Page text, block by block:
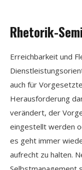
Rhetorik-
Erreichbarkeit und
auch für
Herausforderung
verändert, der
eingestellt werden
es geht immer
aufrecht zu halten.